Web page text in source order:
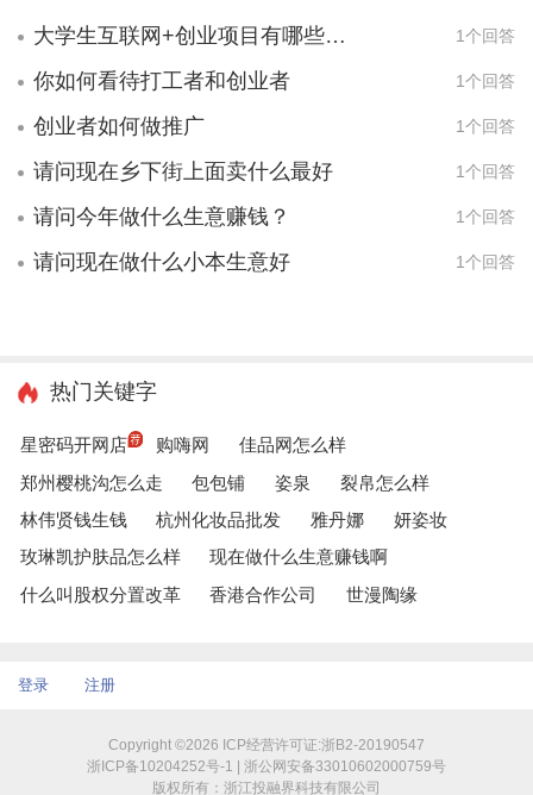
大学生互联网+创业项目有哪些项目？ 1个回答
你如何看待打工者和创业者 1个回答
创业者如何做推广 1个回答
请问现在乡下街上面卖什么最好 1个回答
请问今年做什么生意赚钱？ 1个回答
请问现在做什么小本生意好 1个回答
热门关键字
星密码开网店 购嗨网
佳品网怎么样
郑州樱桃沟怎么走
包包铺 姿泉
裂帛怎么样
林伟贤钱生钱
杭州化妆品批发 雅丹娜
妍姿妆
玫琳凯护肤品怎么样
现在做什么生意赚钱啊
什么叫股权分置改革
香港合作公司 世漫陶缘
登录 注册
Copyright ©2026 ICP经营许可证:浙B2-20190547
浙ICP备10204252号-1 | 浙公网安备33010602000759号
版权所有：浙江投融界科技有限公司